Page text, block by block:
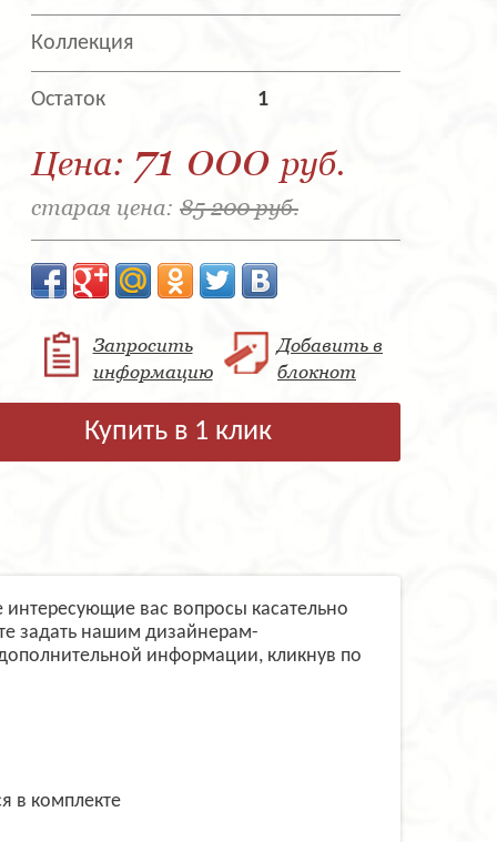
Коллекция
Остаток 1
Цена: 71 000 руб.
старая цена: 85 200 руб.
Запросить
информацию
Добавить в
блокнот
Купить в 1 клик
интересующие вас вопросы касательно
задать нашим дизайнерам-
информации, кликнув по
в комплекте